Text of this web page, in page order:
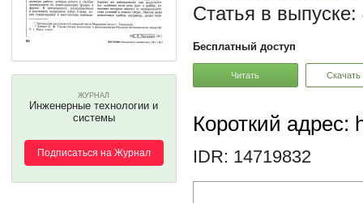
ЖУРНАЛ
Инженерные технологии и
системы
Подписаться на Журнал
Статья в выпуске:
Бесплатный доступ
Читать Скачать
Короткий адрес:
IDR: 14719832